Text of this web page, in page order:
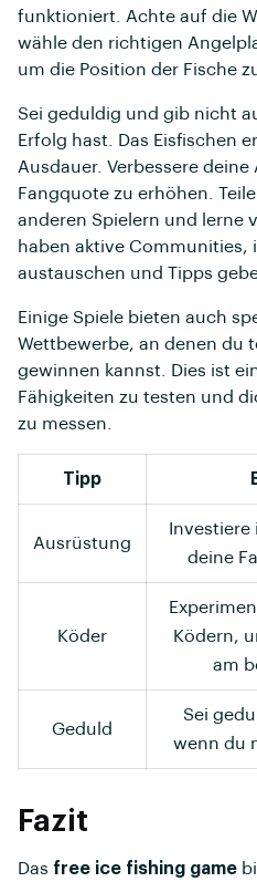
funktioniert. Achte auf die
wähle den richtigen
um die Position der Fische
Sei geduldig und gib nicht
Erfolg hast. Das Eisfischen
Ausdauer. Verbessere
Fangquote zu erhöhen.
anderen Spielern und lerne
haben aktive Communities,
austauschen und Tipps
Einige Spiele bieten auch
Wettbewerbe, an denen du
gewinnen kannst. Dies ist
Fähigkeiten zu testen und
zu messen.
Tipp
Ausrüstung
deine
Köder
Ködern,
am
Geduld
Sei
wenn du
Fazit
Das free ice fishing game